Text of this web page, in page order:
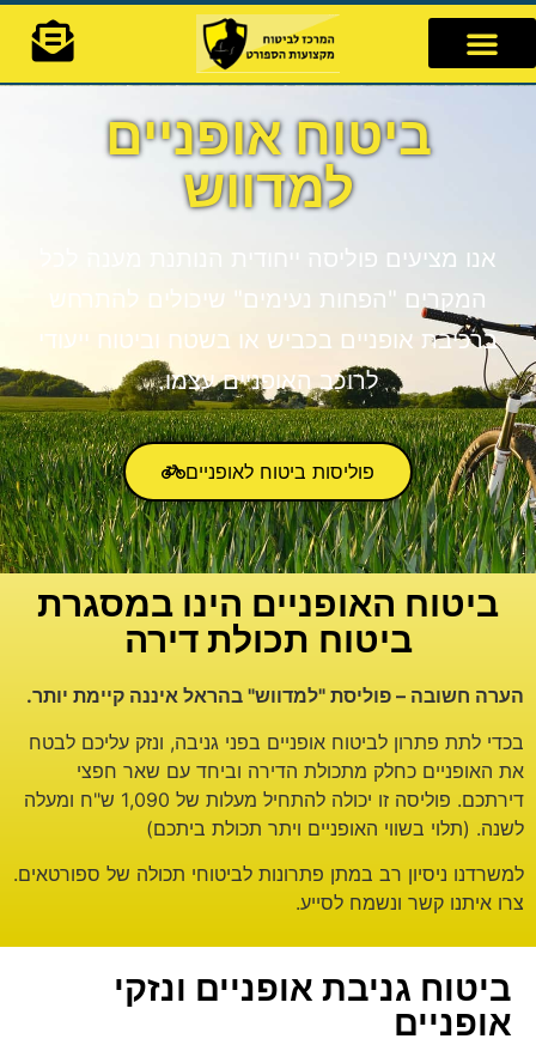
לתוכן
ביטוח אופניים
למדווש
אנו מציעים פוליסה ייחודית הנותנת מענה לכל
המקרים "הפחות נעימים" שיכולים להתרחש
ברכיבת אופניים בכביש או בשטח וביטוח ייעודי
לרוכב האופניים עצמו.
פוליסות ביטוח לאופניים
ביטוח האופניים הינו במסגרת
ביטוח תכולת דירה
הערה חשובה – פוליסת "למדווש" בהראל איננה קיימת יותר.
בכדי לתת פתרון לביטוח אופניים בפני גניבה, ונזק עליכם לבטח
את האופניים כחלק מתכולת הדירה וביחד עם שאר חפצי
דירתכם. פוליסה זו יכולה להתחיל מעלות של 1,090 ש"ח ומעלה
לשנה. (תלוי בשווי האופניים ויתר תכולת ביתכם)
למשרדנו ניסיון רב במתן פתרונות לביטוחי תכולה של ספורטאים.
צרו איתנו קשר ונשמח לסייע.
ביטוח גניבת אופניים ונזקי
אופניים